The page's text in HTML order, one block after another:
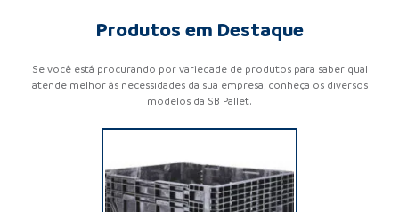
Produtos em Destaque
Se você está procurando por variedade de produtos para saber qual
atende melhor às necessidades da sua empresa, conheça os diversos
modelos da SB Pallet.